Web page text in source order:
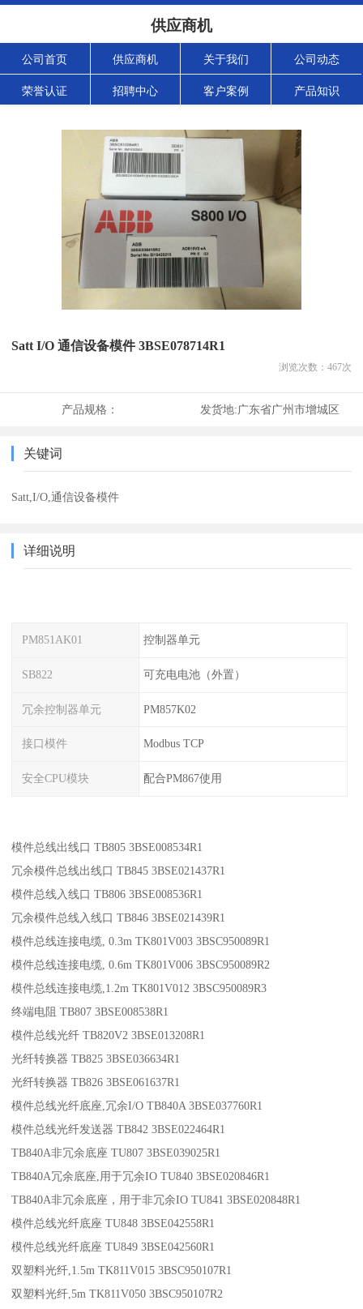
供应商机
公司首页 供应商机 关于我们 公司动态
荣誉认证 招聘中心 客户案例 产品知识
Satt I/O 通信设备模件 3BSE078714R1
浏览次数： 467次
产品规格： 发货地:广东省广州市增城区
关键词
Satt,I/O,通信设备模件
详细说明
PM851AK01 控制器单元
SB822 可充电电池（外置）
冗余控制器单元 PM857K02
接口模件 Modbus TCP
安全CPU模块 配合PM867使用
模件总线出线口 TB805 3BSE008534R1
冗余模件总线出线口 TB845 3BSE021437R1
模件总线入线口 TB806 3BSE008536R1
冗余模件总线入线口 TB846 3BSE021439R1
模件总线连接电缆, 0.3m TK801V003 3BSC950089R1
模件总线连接电缆, 0.6m TK801V006 3BSC950089R2
模件总线连接电缆,1.2m TK801V012 3BSC950089R3
终端电阻 TB807 3BSE008538R1
模件总线光纤 TB820V2 3BSE013208R1
光纤转换器 TB825 3BSE036634R1
光纤转换器 TB826 3BSE061637R1
模件总线光纤底座,冗余I/O TB840A 3BSE037760R1
模件总线光纤发送器 TB842 3BSE022464R1
TB840A非冗余底座 TU807 3BSE039025R1
TB840A冗余底座,用于冗余IO TU840 3BSE020846R1
TB840A非冗余底座，用于非冗余IO TU841 3BSE020848R1
模件总线光纤底座 TU848 3BSE042558R1
模件总线光纤底座 TU849 3BSE042560R1
双塑料光纤,1.5m TK811V015 3BSC950107R1
双塑料光纤,5m TK811V050 3BSC950107R2